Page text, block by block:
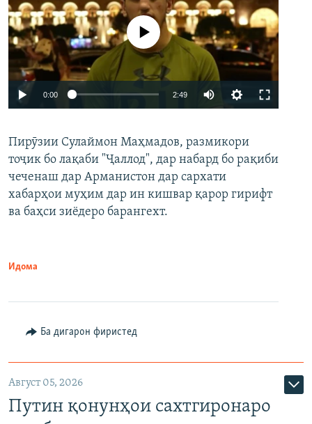
Auto 240p 360p 480p
720p 1080p
Феълан кор намекунад
0:00 2:49
360p
480p
Пирӯзии Сулаймон Маҳмадов, размикори
тоҷик бо лақаби "Ҷаллод", дар набард бо рақиби
чеченаш дар Арманистон дар сархати
хабарҳои муҳим дар ин кишвар қарор гирифт
ва баҳси зиёдеро барангехт.
Идома
Ба дигарон фиристед
Август 05, 2026
Путин қонунҳои сахтгиронаро